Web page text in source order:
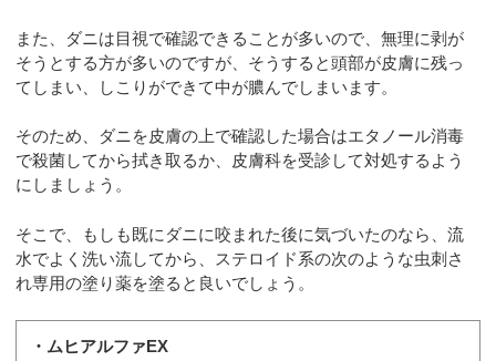
また、ダニは目視で確認できることが多いので、無理に剥が
そうとする方が多いのですが、そうすると頭部が皮膚に残っ
てしまい、しこりができて中が膿んでしまいます。
そのため、ダニを皮膚の上で確認した場合はエタノール消毒
で殺菌してから拭き取るか、皮膚科を受診して対処するよう
にしましょう。
そこで、もしも既にダニに咬まれた後に気づいたのなら、流
水でよく洗い流してから、ステロイド系の次のような虫刺さ
れ専用の塗り薬を塗ると良いでしょう。
・ムヒアルファEX